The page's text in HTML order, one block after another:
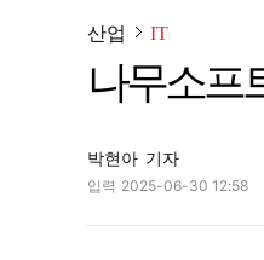
산업 IT
나무소프
박현아 기자
입력 2025-06-30 12:58